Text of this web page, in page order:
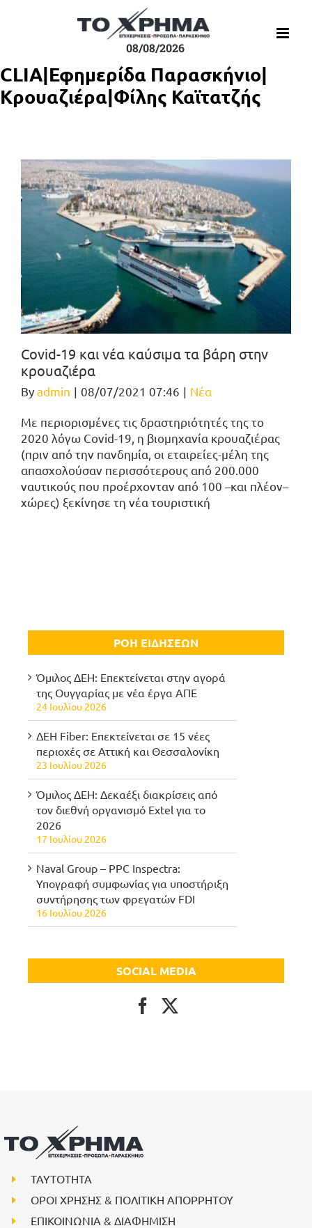
08/08/2026
CLIA|Εφημερίδα Παρασκήνιο|
Κρουαζιέρα|Φίλης Καϊτατζής
Covid-19 και νέα καύσιμα τα βάρη στην
κρουαζιέρα
Byadmin | 08/07/2021 07:46 | Νέα
Με περιορισμένες τις δραστηριότητές της το
2020 λόγω Covid-19, η βιομηχανία κρουαζιέρας
(πριν από την πανδημία, οι εταιρείες-μέλη της
απασχολούσαν περισσότερους από 200.000
ναυτικούς που προέρχονταν από 100 –και πλέον–
χώρες) ξεκίνησε τη νέα τουριστική
ΡΟΗ ΕΙΔΗΣΕΩΝ
Όμιλος ΔΕΗ: Επεκτείνεται στην αγορά
της Ουγγαρίας με νέα έργα ΑΠΕ
24 Ιουλίου 2026
ΔΕΗ Fiber: Επεκτείνεται σε 15 νέες
περιοχές σε Αττική και Θεσσαλονίκη
23 Ιουλίου 2026
Όμιλος ΔΕΗ: Δεκαέξι διακρίσεις από
τον διεθνή οργανισμό Extel για το
2026
17 Ιουλίου 2026
Naval Group – PPC Inspectra:
Υπογραφή συμφωνίας για υποστήριξη
συντήρησης των φρεγατών FDI
16 Ιουλίου 2026
SOCIAL MEDIA
ΤΑΥΤΟΤΗΤΑ
ΟΡΟΙ ΧΡΗΣΗΣ & ΠΟΛΙΤΙΚΗ ΑΠΟΡΡΗΤΟΥ
ΕΠΙΚΟΙΝΩΝΙΑ & ΔΙΑΦΗΜΙΣΗ